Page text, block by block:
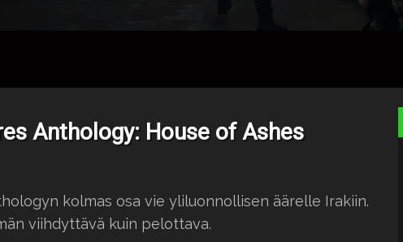
Anthology: House of Ashes
kolmas osa vie yliluonnollisen äärelle Irakiin.
viihdyttävä kuin pelottava.